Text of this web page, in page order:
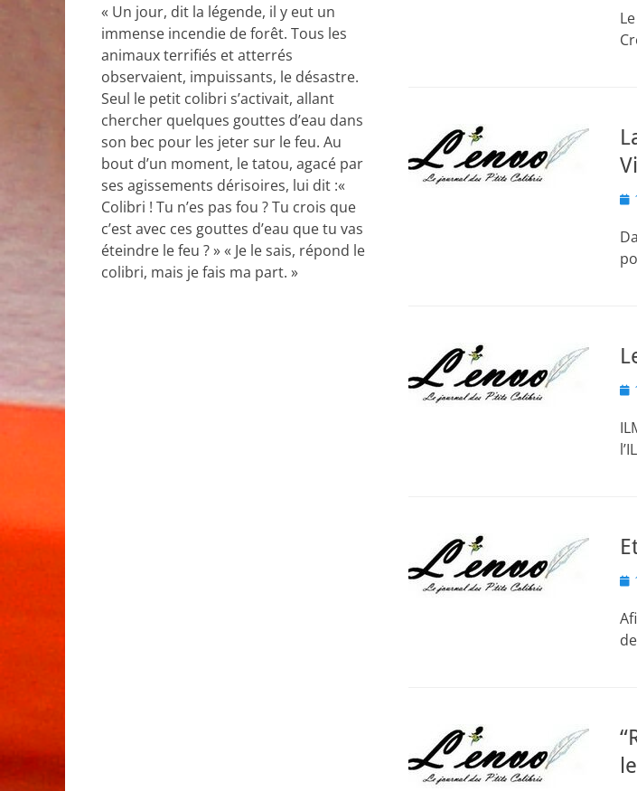
« Un jour, dit la légende, il y eut un
immense incendie de forêt. Tous les
animaux terrifiés et atterrés
observaient, impuissants, le désastre.
Seul le petit colibri s’activait, allant
chercher quelques gouttes d’eau dans
son bec pour les jeter sur le feu. Au
bout d’un moment, le tatou, agacé par
ses agissements dérisoires, lui dit :«
Colibri ! Tu n’es pas fou ? Tu crois que
c’est avec ces gouttes d’eau que tu vas
éteindre le feu ? » « Je le sais, répond le
colibri, mais je fais ma part. »